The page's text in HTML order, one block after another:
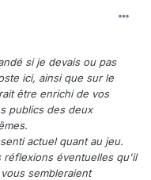
si je devais ou pas
ici, ainsi que sur le
être enrichi de vos
publics des deux
actuel quant au jeu.
réflexions éventuelles qu'il
sembleraient